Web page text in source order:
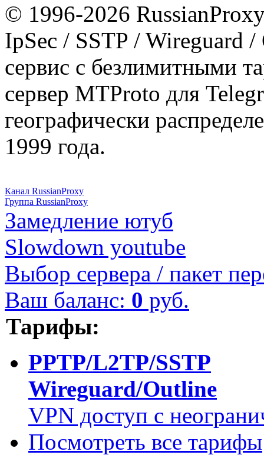
© 1996-2026
IpSec / SSTP / Wireguard
сервис с безлимитными
сервер MTProto для
географически
1999 года.
Канал RussianProxy
Группа RussianProxy
Замедление ютуб
Slowdown youtube
Выбор сервера / пакет
Ваш баланс: 0 руб.
Тарифы:
PPTP/L2TP/SSTP
Wireguard/Outline
VPN доступ с
Посмотреть все тарифы